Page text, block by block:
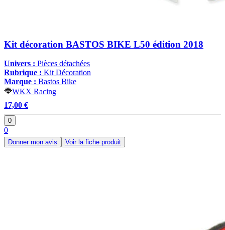
Kit décoration BASTOS BIKE L50 édition 2018
Univers : Pièces détachées
Rubrique : Kit Décoration
Marque : Bastos Bike
WKX Racing
17,00 €
0
0
Donner mon avis Voir la fiche produit